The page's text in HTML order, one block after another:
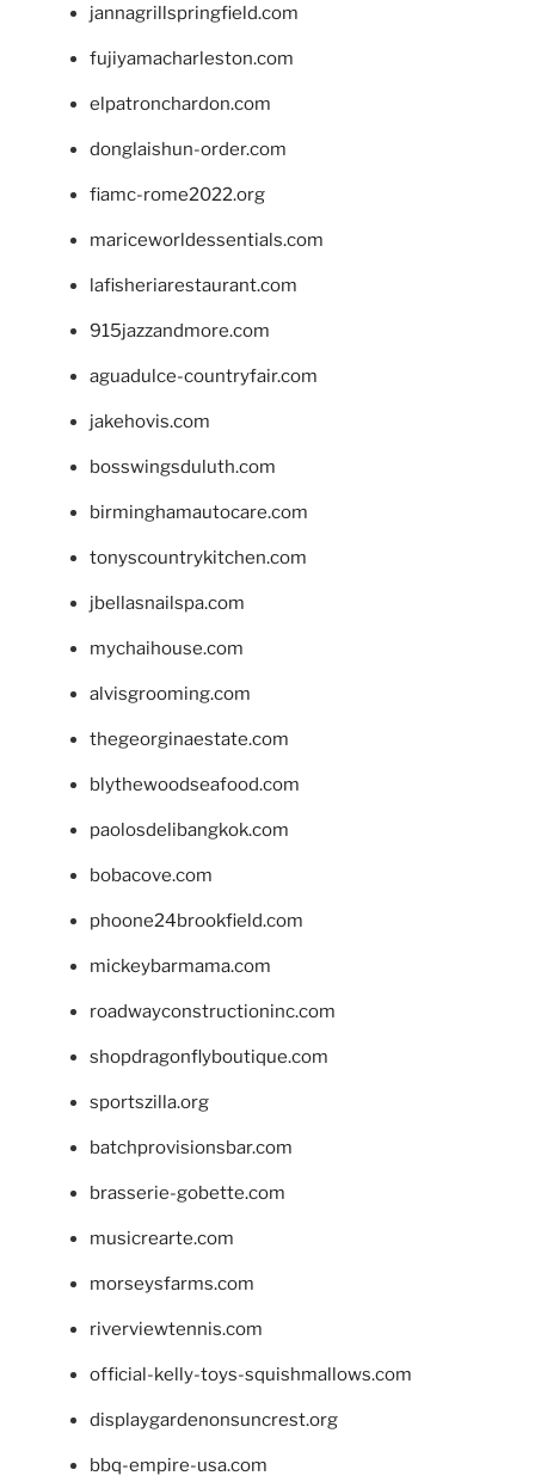
jannagrillspringfield.com
fujiyamacharleston.com
elpatronchardon.com
donglaishun-order.com
fiamc-rome2022.org
mariceworldessentials.com
lafisheriarestaurant.com
915jazzandmore.com
aguadulce-countryfair.com
jakehovis.com
bosswingsduluth.com
birminghamautocare.com
tonyscountrykitchen.com
jbellasnailspa.com
mychaihouse.com
alvisgrooming.com
thegeorginaestate.com
blythewoodseafood.com
paolosdelibangkok.com
bobacove.com
phoone24brookfield.com
mickeybarmama.com
roadwayconstructioninc.com
shopdragonflyboutique.com
sportszilla.org
batchprovisionsbar.com
brasserie-gobette.com
musicrearte.com
morseysfarms.com
riverviewtennis.com
official-kelly-toys-squishmallows.com
displaygardenonsuncrest.org
bbq-empire-usa.com